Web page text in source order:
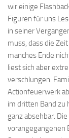
wir einige
Figuren für uns
in seiner
muss, dass die
manches Ende
liest sich aber
verschlungen.
Actionfeuerwerk
im dritten Band zu
ganz absehbar.
vorangegangenen